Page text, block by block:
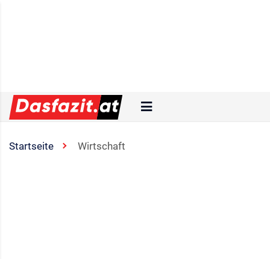
Startseite Wirtschaft